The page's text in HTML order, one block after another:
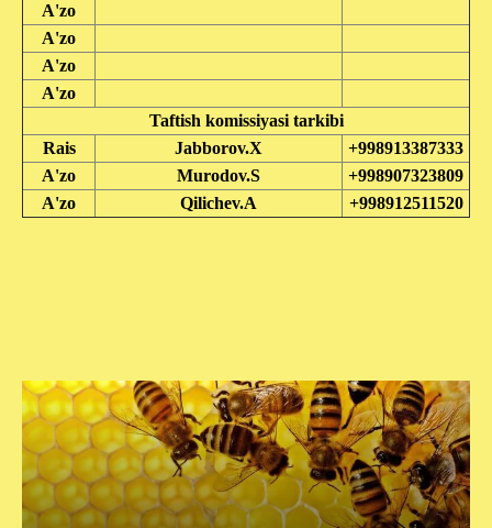
A'zo
A'zo
A'zo
A'zo
Taftish komissiyasi tarkibi
Rais
Jabborov.X
+998913387333
A'zo
Murodov.S
+998907323809
A'zo
Qilichev.A +998912511520